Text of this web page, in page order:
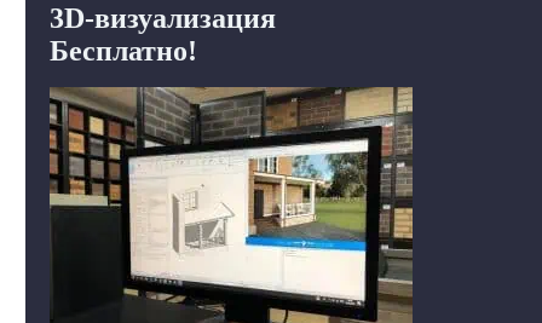
3D-визуализация
Бесплатно!